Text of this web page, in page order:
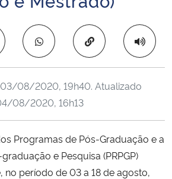
Inovações e Comunicações
Copiar para área
03/08/2020, 19h40. Atualizado
08/2020, 16h13
Programas de Pós-Graduação e a
e Pesquisa (PRPGP)
período de 03 a 18 de agosto,